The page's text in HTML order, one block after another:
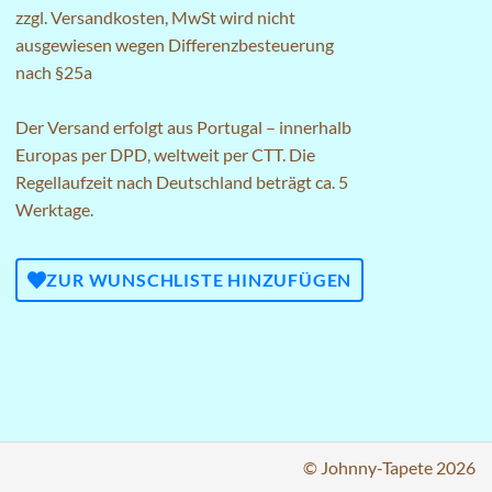
zzgl.Versandkosten, MwSt wird nicht
ausgewiesen wegen Differenzbesteuerung
nach §25a
Der Versand erfolgt aus Portugal – innerhalb
Europas per DPD, weltweit per CTT. Die
Regellaufzeit nach Deutschland beträgt ca. 5
Werktage.
ZUR WUNSCHLISTE HINZUFÜGEN
© Johnny-Tapete 2026